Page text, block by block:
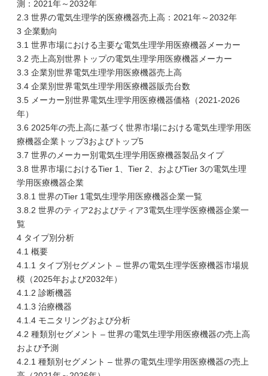
測：2021年～2032年
2.3 世界の電気生理学的医療機器売上高：2021年～2032年
3 企業動向
3.1 世界市場における主要な電気生理学用医療機器メーカー
3.2 売上高別世界トップの電気生理学用医療機器メーカー
3.3 企業別世界電気生理学用医療機器売上高
3.4 企業別世界電気生理学用医療機器販売台数
3.5 メーカー別世界電気生理学用医療機器価格（2021-2026
年）
3.6 2025年の売上高に基づく世界市場における電気生理学用医
療機器企業トップ3およびトップ5
3.7 世界のメーカー別電気生理学用医療機器製品タイプ
3.8 世界市場におけるTier 1、Tier 2、およびTier 3の電気生理
学用医療機器企業
3.8.1 世界のTier 1電気生理学用医療機器企業一覧
3.8.2 世界のティア2およびティア3電気生理学医療機器企業一
覧
4 タイプ別分析
4.1 概要
4.1.1 タイプ別セグメント – 世界の電気生理学医療機器市場規
模（2025年および2032年）
4.1.2 診断機器
4.1.3 治療機器
4.1.4 モニタリングおよび分析
4.2 種類別セグメント – 世界の電気生理学用医療機器の売上高
および予測
4.2.1 種類別セグメント – 世界の電気生理学用医療機器の売上